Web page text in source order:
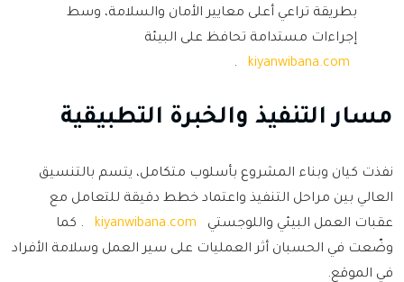
بطريقة تراعي أعلى معايير الأمان والسلامة، وسط
إجراءات مستدامة تحافظ على البيئة
kiyanwibana.com
.
مسار التنفيذ والخبرة التطبيقية
نفذت كيان وبناء المشروع بأسلوب متكامل، يتسم بالتنسيق
العالي بين مراحل التنفيذ واعتماد خطط دقيقة للتعامل مع
عقبات العمل البيئي واللوجستي
kiyanwibana.com
. كما
وضّعت في الحسبان أثر العمليات على سير العمل وسلامة الأفراد
في الموقع.